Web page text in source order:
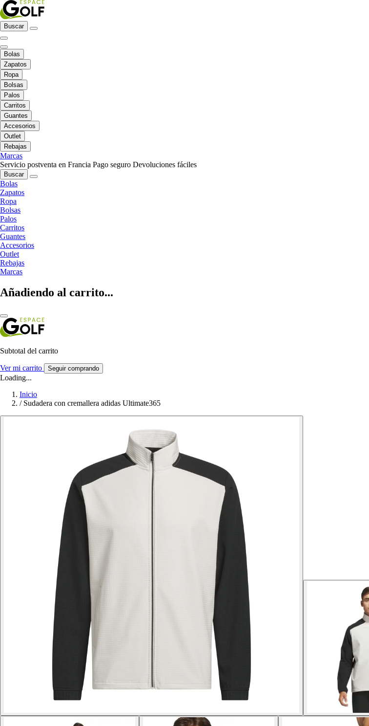
Buscar
Bolas
Zapatos
Ropa
Bolsas
Palos
Carritos
Guantes
Accesorios
Outlet
Rebajas
Marcas
Servicio postventa en Francia Pago seguro Devoluciones fáciles
Buscar
Bolas
Zapatos
Ropa
Bolsas
Palos
Carritos
Guantes
Accesorios
Outlet
Rebajas
Marcas
Añadiendo al carrito...
Subtotal del carrito
Ver mi carrito Seguir comprando
Loading...
Inicio
/ Sudadera con cremallera adidas Ultimate365